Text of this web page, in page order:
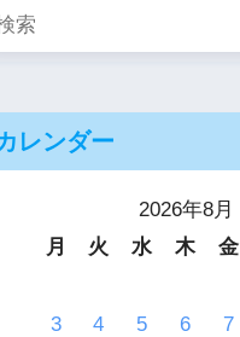
レンダー
2026年8月
月
火 水 木 金
3
4 5 6 7